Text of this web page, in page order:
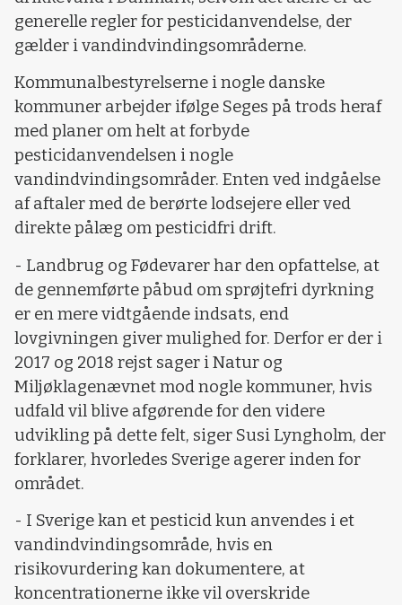
generelle regler for pesticidanvendelse, der
gælder i vandindvindingsområderne.
Kommunalbestyrelserne i nogle danske
kommuner arbejder ifølge Seges på trods heraf
med planer om helt at forbyde
pesticidanvendelsen i nogle
vandindvindingsområder. Enten ved indgåelse
af aftaler med de berørte lodsejere eller ved
direkte pålæg om pesticidfri drift.
- Landbrug og Fødevarer har den opfattelse, at
de gennemførte påbud om sprøjtefri dyrkning
er en mere vidtgående indsats, end
lovgivningen giver mulighed for. Derfor er der i
2017 og 2018 rejst sager i Natur og
Miljøklagenævnet mod nogle kommuner, hvis
udfald vil blive afgørende for den videre
udvikling på dette felt, siger Susi Lyngholm, der
forklarer, hvorledes Sverige agerer inden for
området.
- I Sverige kan et pesticid kun anvendes i et
vandindvindingsområde, hvis en
risikovurdering kan dokumentere, at
koncentrationerne ikke vil overskride